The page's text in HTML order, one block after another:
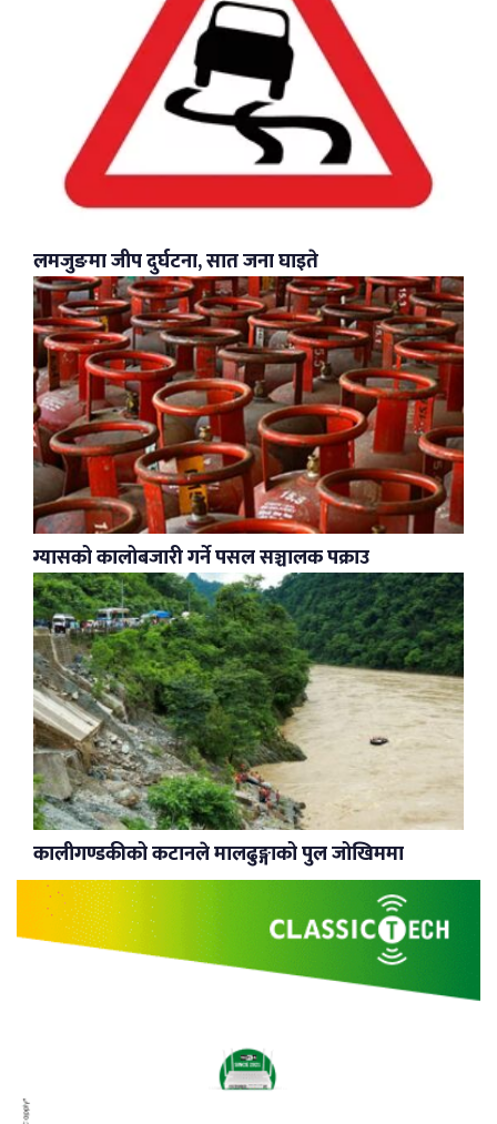
लमजुङमा जीप दुर्घटना, सात जना घाइते
ग्यासको कालोबजारी गर्ने पसल सञ्चालक पक्राउ
कालीगण्डकीको कटानले मालढुङ्गाको पुल जोखिममा